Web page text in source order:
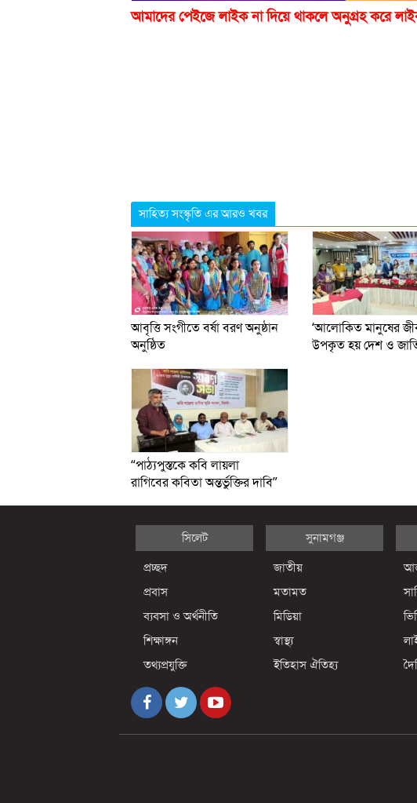
আমাদের পেইজে লাইক না দিয়ে থাকলে অনুগ্রহ করে
সাহিত্য সংস্কৃতি এর আরও খবর
আবৃত্তি সংগীতে বর্ষা বরণ অনুষ্ঠান
অনুষ্ঠিত
‘আলোকিত মানুষের
উপকৃত হয় দেশ ও
“পাঠ্যপুস্তকে কবি লায়লা
রাগিবের কবিতা অন্তর্ভুক্তির দাবি”
সিলেট সুনামগঞ্জ
প্রচ্ছদ জাতীয়
প্রবাস
মতামত
ব্যবসা ও অর্থনীতি
মিডিয়া
শিক্ষাঙ্গন
স্বাস্থ্য
তথ্যপ্রযুক্তি
ইতিহাস ঐতিহ্য